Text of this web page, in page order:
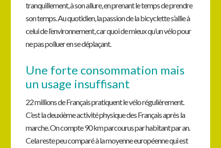
tranquillement, à son allure, en prenant le temps de prendre
son temps. Au quotidien, la passion de la bicyclette s’allie à
celui de l’environnement, car quoi de mieux qu’un vélo pour
ne pas polluer en se déplaçant.
Une forte consommation mais
un usage insuffisant
22 millions de Français pratiquent le vélo régulièrement.
C’est la deuxième activité physique des Français après la
marche. On compte 90 km parcourus par habitant par an.
Cela reste peu comparé à la moyenne européenne qui est